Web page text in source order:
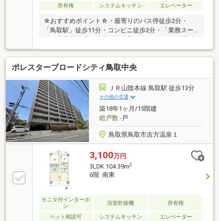
所有権 システムキッチン エレベーター
☆おすすめポイント☆・最寄りのバス停徒歩2分・
「鳥取駅」徒歩11分・コンビニ徒歩2分・「業務スー
店」徒歩5分・「鳥取市立美保小学校」徒歩12分・
「鳥取市立南中学校」徒歩4分・大切なペットと一緒
に暮らせます♪・クローゼットが豊富なので、収納場
所に困りません♪・対面式キッチンで会話を楽しみな
がら料理や片付けがスムーズに♪・便利なＳＩＣで、
玄関周りがスッキリします
♪◆◆──────────◆◆ 物件見学予約受付中！
お問い合わせはお早めに！ TEL【0857-30-7788】
◆◆──────────◆◆
ポレスターブロードシティ鳥取中央
ＪＲ山陰本線 鳥取駅 徒歩13分
その他の交通
築18年1ヶ月/15階建
総戸数-戸
鳥取県鳥取市吉方温泉１
3,100万円
3LDK 104.39m2
6階 南東
モニタ付インターホ
ン
浴室乾燥機 所有権
ペット相談可 システムキッチン エレベーター